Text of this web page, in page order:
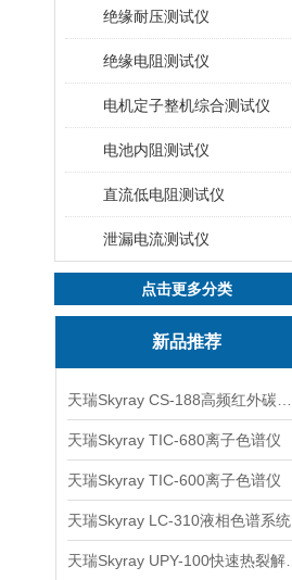
绝缘耐压测试仪
绝缘电阻测试仪
电机定子整机综合测试仪
电池内阻测试仪
直流低电阻测试仪
泄漏电流测试仪
点击更多分类
新品推荐
天瑞Skyray TIC-680离子色谱仪
天瑞Skyray TIC-600离子色谱仪
天瑞Skyray LC-310液相色谱系统